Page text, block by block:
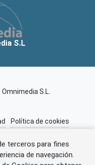
terceros para fines
de navegación.
S.L
S.L.
Política de cookies